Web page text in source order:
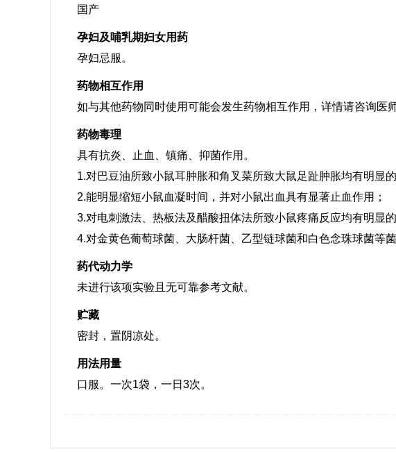
国产
孕妇及哺乳期妇女用药
孕妇忌服。
药物相互作用
如与其他药物同时使用可能会发生药物相互作用，详情请咨询医
药物毒理
具有抗炎、止血、镇痛、抑菌作用。
1.对巴豆油所致小鼠耳肿胀和角叉菜所致大鼠足趾肿胀均有明显的
2.能明显缩短小鼠血凝时间，并对小鼠出血具有显著止血作用；
3.对电刺激法、热板法及醋酸扭体法所致小鼠疼痛反应均有明显的
4.对金黄色葡萄球菌、大肠杆菌、乙型链球菌和白色念珠球菌等
药代动力学
未进行该项实验且无可靠参考文献。
贮藏
密封，置阴凉处。
用法用量
口服。一次1袋，一日3次。